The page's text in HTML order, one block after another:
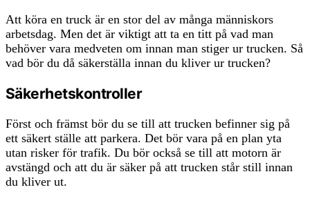
Att köra en truck är en stor del av många människors
arbetsdag. Men det är viktigt att ta en titt på vad man
behöver vara medveten om innan man stiger ur trucken. Så
vad bör du då säkerställa innan du kliver ur trucken?
Säkerhetskontroller
Först och främst bör du se till att trucken befinner sig på
ett säkert ställe att parkera. Det bör vara på en plan yta
utan risker för trafik. Du bör också se till att motorn är
avstängd och att du är säker på att trucken står still innan
du kliver ut.